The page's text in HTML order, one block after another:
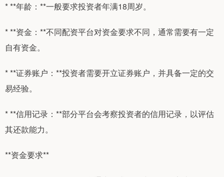
* **年龄：**一般要求投资者年满18周岁。
* **资金：**不同配资平台对资金要求不同，通常需要有一定
自有资金。
* **证券账户：**投资者需要开立证券账户，并具备一定的交
易经验。
* **信用记录：**部分平台会考察投资者的信用记录，以评估
其还款能力。
**资金要求**